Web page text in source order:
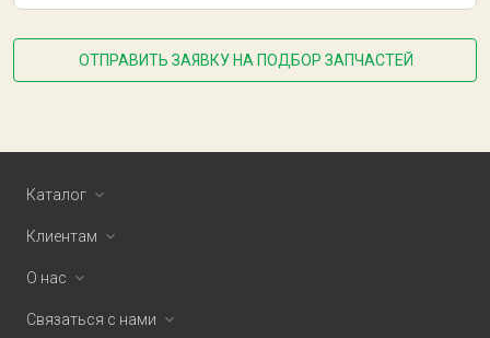
ОТПРАВИТЬ ЗАЯВКУ НА ПОДБОР ЗАПЧАСТЕЙ
Каталог
Клиентам
О нас
Связаться с нами